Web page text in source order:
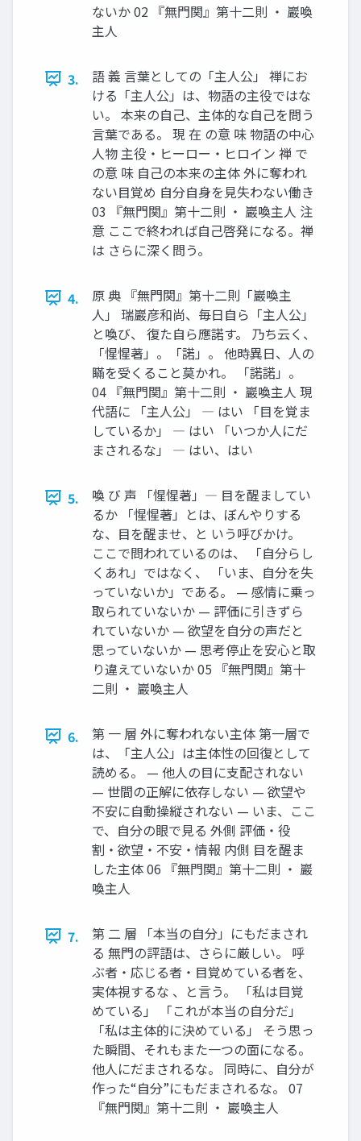
ないか 02 『無門関』第十二則 ・ 巖喚
主人
3.
語 義 言葉としての「主人公」 禅にお
ける「主人公」は、物語の主役ではな
い。 本来の自己、主体的な自己を問う
言葉である。 現 在 の意 味 物語の中心
人物 主役・ヒーロー・ヒロイン 禅 で
の意 味 自己の本来の主体 外に奪われ
ない目覚め 自分自身を見失わない働き
03 『無門関』第十二則 ・ 巖喚主人 注
意 ここで終われば自己啓発になる。禅
は さらに深く問う。
4.
原 典 『無門関』第十二則「巖喚主
人」 瑞巖彦和尚、毎日自ら「主人公」
と喚び、 復た自ら應諾す。 乃ち云く、
「惺惺著」。「諾」。 他時異日、人の
瞞を受くること莫かれ。 「諾諾」。
04 『無門関』第十二則 ・ 巖喚主人 現
代語に 「主人公」 ― はい 「目を覚ま
しているか」 ― はい 「いつか人にだ
まされるな」 ― はい、はい
5.
喚 び 声 「惺惺著」― 目を醒ましてい
るか 「惺惺著」とは、ぼんやりする
な、目を醒ませ、と いう呼びかけ。
ここで問われているのは、 「自分らし
くあれ」ではなく、 「いま、自分を失
っていないか」である。 — 感情に乗っ
取られていないか — 評価に引きずら
れていないか — 欲望を自分の声だと
思っていないか — 思考停止を安心と取
り違えていないか 05 『無門関』第十
二則 ・ 巖喚主人
6.
第 一 層 外に奪われない主体 第一層で
は、「主人公」は主体性の回復として
読める。 — 他人の目に支配されない
— 世間の正解に依存しない — 欲望や
不安に自動操縦されない — いま、ここ
で、自分の眼で見る 外側 評価・役
割・欲望・不安・情報 内側 目を醒ま
した主体 06 『無門関』第十二則 ・ 巖
喚主人
7.
第 二 層 「本当の自分」にもだまされ
る 無門の評語は、さらに厳しい。 呼
ぶ者・応じる者・目覚めている者を、
実体視するな 、と言う。 「私は目覚
めている」 「これが本当の自分だ」
「私は主体的に決めている」 そう思っ
た瞬間、それもまた一つの面になる。
他人にだまされるな。 同時に、自分が
作った“自分”にもだまされるな。 07
『無門関』第十二則 ・ 巖喚主人